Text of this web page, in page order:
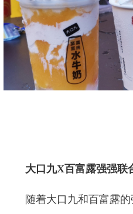
大口九X百富露强强联
随着大口九和百富露